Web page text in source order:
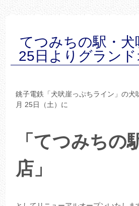
てつみちの駅・犬
25日よりグランド
銚子電鉄「犬吠崖っぷちライン」の犬
月 25日（土）に
「てつみちの
店」